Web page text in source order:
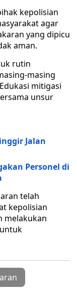
kepolisian
agar
yang dipicu
aman.
rutin
masing
mitigasi
unsur
Jalan
Personel di
telah
kepolisian
melakukan